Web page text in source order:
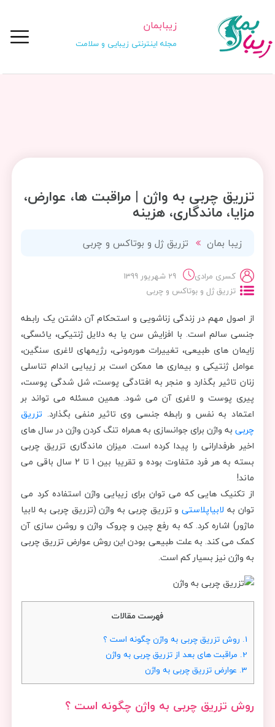
زیبابمان
مجله اینترنتی زیبایی و سلامت
تزریق چربی به واژن | مراقبت ها، عوارض،
مزایا، ماندگاری، هزینه
زیبا بمان تزریق ژل و بوتاکس و چربی
کسری مرادی
29 شهریور 1399
تزریق ژل و بوتاکس و چربی
از اصول مهم در زندگی زناشویی و استحکام آن داشتن یک رابطه
جنسی سالم است. با افزایش سن یا به دلایل ژنتیکی، یائسگی،
زایمان های طبیعی، تغییرات هورمونی، رژیمهای لاغری سنگین،
عوامل ژنتیکی و بیماری ها ممکن است بر زیبایی اندام تناسلی
زنان تاثیر بگذارد و منجر به افتادگی پوست، شل شدگی پوست،
پیری پوست و لاغری آن می شود. همین مسئله می تواند بر
اعتماد به نفس و رابطه جنسی وی تاثیر منفی بگذارد. تزریق
چربی به واژن برای جوانسازی به همراه تنگ کردن واژن در سال های
اخیر طرفدارانی را پیدا کرده است. میزان ماندگاری تزریق چربی
بسته به هر فرد متفاوت بوده و تقریبا بین 1 تا 2 سال باقی می
ماند!
از تکنیک هایی که می توان برای زیبایی واژن استفاده کرد می
توان به لابیاپلاستیو تزریق چربی به واژن (تزریق چربی به لابیا
ماژور) اشاره کرد. که به رفع چین و چروک واژن و روشن سازی آن
کمک می کند. به علت طبیعی بودن این روش عوارض تزریق چربی
به واژن نیز بسیار کم است.
فهرست مقالات
1. روش تزریق چربی به واژن چگونه است ؟
2. مراقبت های بعد از تزریق چربی به واژن
3. عوارض تزریق چربی به واژن
روش تزریق چربی به واژن چگونه است ؟